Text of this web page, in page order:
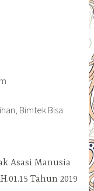
Bimtek Bisa
Asasi Manusia
Tahun 2019